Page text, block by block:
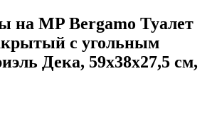
на MP Bergamo Туалет
с угольным
Дека, 59х38х27,5 см,